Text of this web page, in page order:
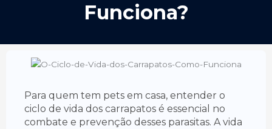
Funciona?
Para quem tem pets em casa, entender o
ciclo de vida dos carrapatos é essencial no
combate e prevenção desses parasitas. A vida